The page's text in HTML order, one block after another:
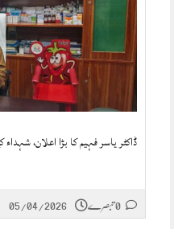
ڈاکٹر یاسر فہیم کا بڑا اعلان،
05/04/2026